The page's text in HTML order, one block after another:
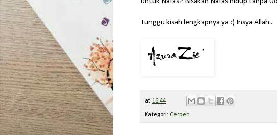
Tunggu kisah lengkapnya ya :) Insya Allah...
at 16.44
Kategori: Cerpen